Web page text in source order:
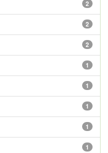
2
2
2
1
1
1
1
1